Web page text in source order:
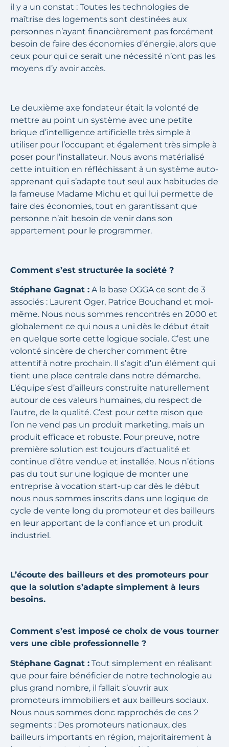
il y a un constat : Toutes les technologies de
maîtrise des logements sont destinées aux
personnes n’ayant financièrement pas forcément
besoin de faire des économies d’énergie, alors que
ceux pour qui ce serait une nécessité n’ont pas les
moyens d’y avoir accès.
Le deuxième axe fondateur était la volonté de
mettre au point un système avec une petite
brique d’intelligence artificielle très simple à
utiliser pour l’occupant et également très simple à
poser pour l’installateur. Nous avons matérialisé
cette intuition en réfléchissant à un système auto-
apprenant qui s’adapte tout seul aux habitudes de
la fameuse Madame Michu et qui lui permette de
faire des économies, tout en garantissant que
personne n’ait besoin de venir dans son
appartement pour le programmer.
Comment s’est structurée la société ?
Stéphane Gagnat : A la base OGGA ce sont de 3
associés : Laurent Oger, Patrice Bouchand et moi-
même. Nous nous sommes rencontrés en 2000 et
globalement ce qui nous a uni dès le début était
en quelque sorte cette logique sociale. C’est une
volonté sincère de chercher comment être
attentif à notre prochain. Il s’agit d’un élément qui
tient une place centrale dans notre démarche.
L’équipe s’est d’ailleurs construite naturellement
autour de ces valeurs humaines, du respect de
l’autre, de la qualité. C’est pour cette raison que
l’on ne vend pas un produit marketing, mais un
produit efficace et robuste. Pour preuve, notre
première solution est toujours d’actualité et
continue d’être vendue et installée. Nous n’étions
pas du tout sur une logique de monter une
entreprise à vocation start-up car dès le début
nous nous sommes inscrits dans une logique de
cycle de vente long du promoteur et des bailleurs
en leur apportant de la confiance et un produit
industriel.
L’écoute des bailleurs et des promoteurs pour
que la solution s’adapte simplement à leurs
besoins.
Comment s’est imposé ce choix de vous tourner
vers une cible professionnelle ?
Stéphane Gagnat : Tout simplement en réalisant
que pour faire bénéficier de notre technologie au
plus grand nombre, il fallait s’ouvrir aux
promoteurs immobiliers et aux bailleurs sociaux.
Nous nous sommes donc rapprochés de ces 2
segments : Des promoteurs nationaux, des
bailleurs importants en région, majoritairement à